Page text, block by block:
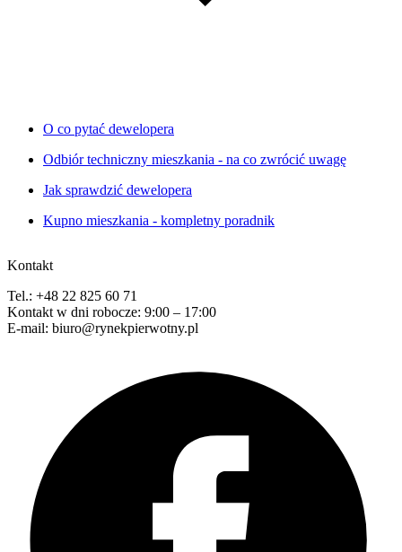
O co pytać dewelopera
Odbiór techniczny mieszkania - na co zwrócić uwagę
Jak sprawdzić dewelopera
Kupno mieszkania - kompletny poradnik
Kontakt
Tel.: +48 22 825 60 71
Kontakt w dni robocze: 9:00 – 17:00
E-mail: biuro@rynekpierwotny.pl